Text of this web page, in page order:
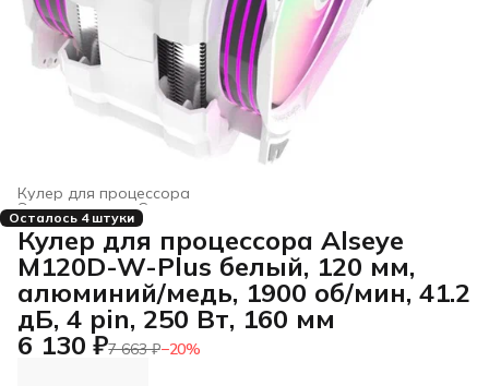
Кулер для процессора
Системы охлаждения для компьютеров
Электроника ›
Главная ›
Осталось 4 штуки
Кулер для процессора Alseye
M120D-W-Plus белый, 120 мм,
алюминий/медь, 1900 об/мин, 41.2
дБ, 4 pin, 250 Вт, 160 мм
6 130 ₽7 663 ₽−20%